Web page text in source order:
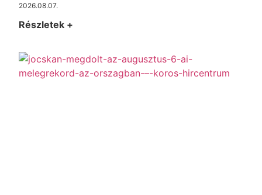
2026.08.07.
Részletek +